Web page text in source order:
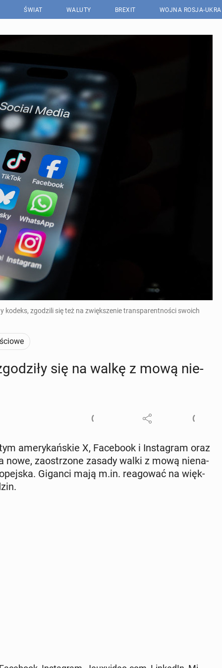
ŚWIAT WALUTY BREXIT WOJNA ROSJA-
zgodzili się też na zwiększenie transparentności swoich
się na walkę z mową nie­
ame­ry­kań­skie X, Fa­ce­bo­ok i In­sta­gram oraz
nowe, za­ostrzo­ne zasady walki z mową nie­na­
Giganci mają m.in. re­ago­wać na więk­